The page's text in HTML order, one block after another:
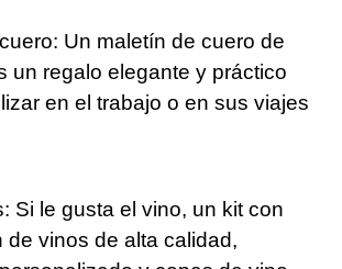
Un maletín de cuero de
un regalo elegante y práctico
en el trabajo o en sus viajes
Si le gusta el vino, un kit con
de vinos de alta calidad,